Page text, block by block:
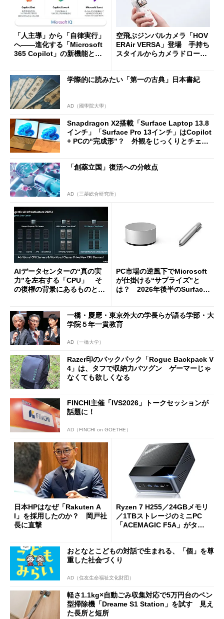
「人主導」から「自律実行」
へ――進化する「Microsoft
365 Copilot」の新機能とエ
空飛ぶジンバルカメラ「HOV
ERAir VERSA」登場 手持ち
スタイルからカメラドローン
学際的に読みたい「第一の古典」日本書紀
AD（國學院大學）
Snapdragon X2搭載「Surface Laptop 13.8
インチ」「Surface Pro 13インチ」はCopilot
+ PCの“完成形”？ 外観をじっくりとチェッ
「創薬立国」復活への分岐点
AD（三菱総合研究所）
AIデータセンターの“真の実
力”を左右する「CPU」 そ
の復権の背景にあるものと
PC市場の逆風下でMicrosoft
が仕掛ける“サプライズ”と
は？ 2026年後半のSurface
一橋・慶應・東京外大の学長らが語る学部・大
学院５年一貫教育
AD（一橋大学）
Razer印のバックパック「Rogue Backpack V
4」は、タフで収納力バツグン ゲーマーじゃ
なくても欲しくなる
FINCHI主催「IVS2026」トークセッションが
話題に！
AD（FINCHI on GOETHE）
日本HPはなぜ「Rakuten A
I」を採用したのか？ 岡戸社
長に直撃
Ryzen 7 H255／24GBメモリ
／1TBストレージのミニPC
「ACEMAGIC F5A」がタイ
おとなとこどもの対話で生まれる、「個」を尊
重した社会づくり
AD（住友生命福祉文化財団）
軽さ1.1kg×自動ごみ収集対応で5万円台のペン
型掃除機「Dreame S1 Station」を試す 見え
た長所と短所